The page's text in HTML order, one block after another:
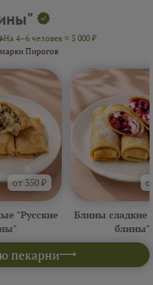
пекарни
На 4–6 человек ≈ 3 000 ₽
Пирогов
от 350 ₽
"Русские
Блины сладкие
блины"